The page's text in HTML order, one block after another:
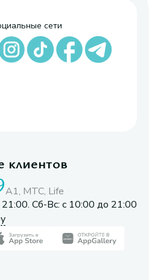
сети
клиентов
A1, МТС, Life
Сб-Вс: с 10:00 до 21:00